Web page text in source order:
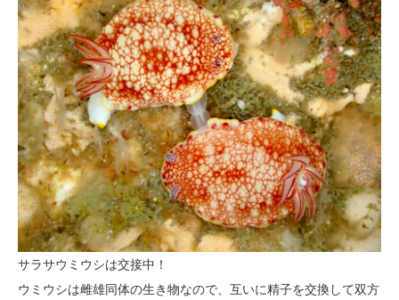
サラサウミウシは交接中！
ウミウシは雌雄同体の生き物なので、互いに精子を交換して双方